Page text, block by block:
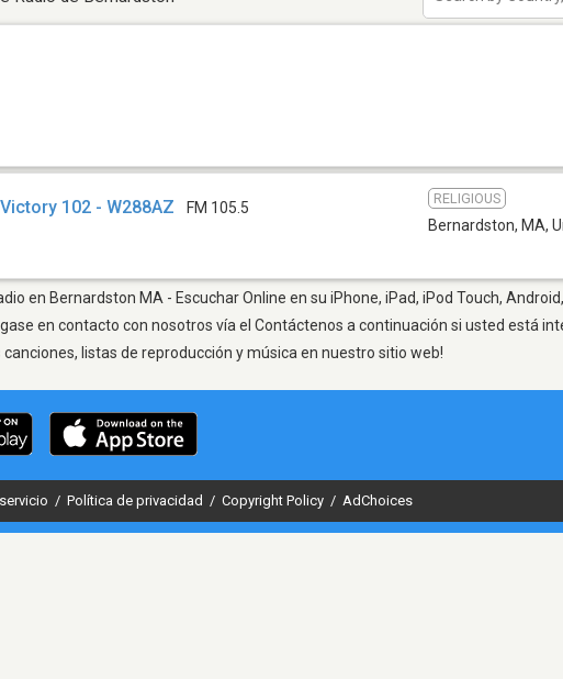
Victory 102 - W288AZ FM 105.5
RELIGIOUS
Bernardston, MA,
en Bernardston MA - Escuchar Online en su iPhone, iPad, iPod Touch,
en contacto con nosotros vía el Contáctenos a continuación si usted está
listas de reproducción y música en nuestro sitio web!
/ Política de privacidad / Copyright Policy / AdChoices